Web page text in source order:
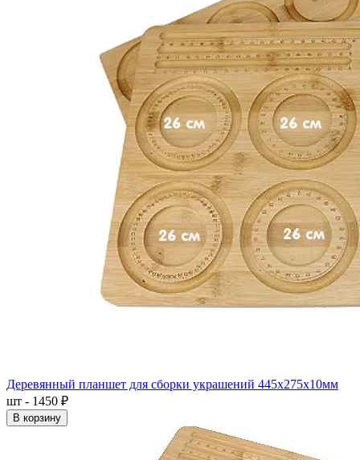
Деревянный планшет для сборки украшений 445x275x10мм
шт - 1450 ₽
В корзину